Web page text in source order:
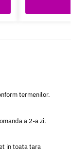
termenilor.
a 2-a zi.
in toata tara